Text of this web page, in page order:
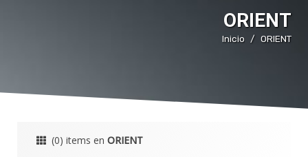
ORIENT
Inicio ORIENT
(0) items en ORIENT